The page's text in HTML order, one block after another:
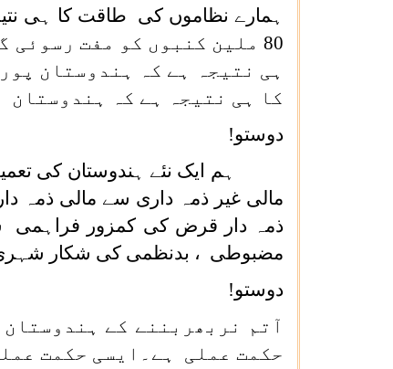
80 ملین کنبوں کو مفت
ہی نتیجہ ہے کہ ہندوستان
کا ہی نتیجہ ہے کہ
دوستو!
ہم ایک نئے ہندوستان کی تعمیر
مالی غیر ذمہ داری سے مالی ذمہ
ذمہ دار قرض کی کمزور فراہمی
مضبوطی ، بدنظمی کی شکار شہری
دوستو!
آتم نربھربننے کے
حکمت عملی ہے۔ایسی حکمت